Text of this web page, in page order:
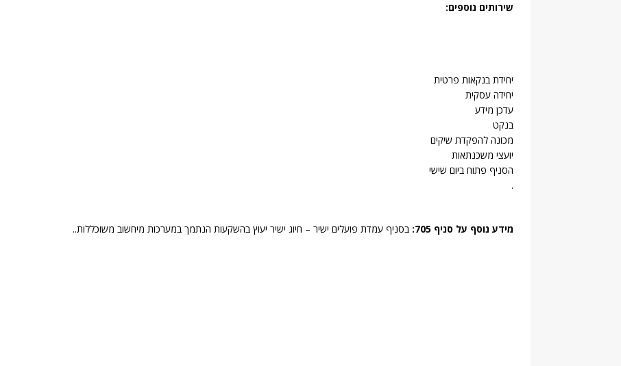
שירותים נוספים:
יחידת בנקאות פרטית
יחידה עסקית
עדכן מידע
בנקט
מכונה להפקדת שיקים
יועצי משכנתאות
הסניף פתוח ביום שישי
.
מידע נוסף על סניף 705: בסניף עמדת פועלים ישיר – חיוג ישיר יעוץ בהשקעות הנתמך במערכות מיחשוב משוכללות..